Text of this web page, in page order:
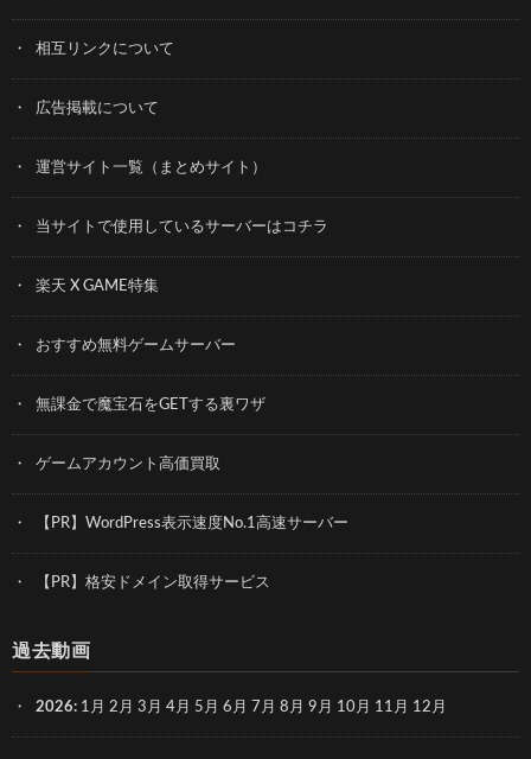
相互リンクについて
広告掲載について
運営サイト一覧（まとめサイト）
当サイトで使用しているサーバーはコチラ
楽天 X GAME特集
おすすめ無料ゲームサーバー
無課金で魔宝石をGETする裏ワザ
ゲームアカウント高価買取
【PR】WordPress表示速度No.1高速サーバー
【PR】格安ドメイン取得サービス
過去動画
2026: 1月 2月 3月 4月 5月 6月 7月 8月 9月 10月 11月 12月